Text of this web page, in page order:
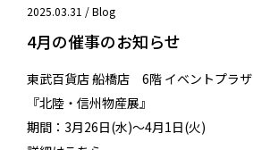
2025.03.31 /Blog
4月の催事のお知らせ
東武百貨店 船橋店 6階 イベントプラザ
『北陸・信州物産展』
期間：3月26日(水)～4月1日(火)